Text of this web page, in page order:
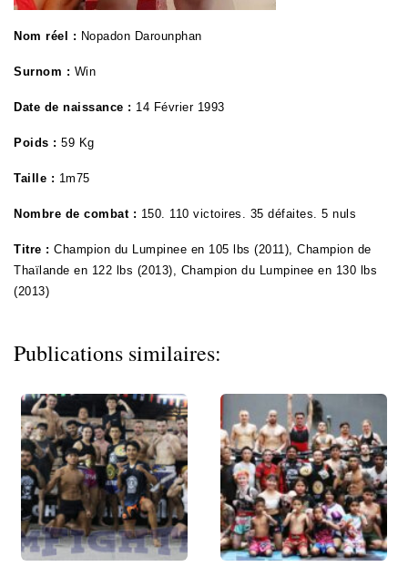
Nom réel : Nopadon Darounphan
Surnom : Win
Date de naissance : 14 Février 1993
Poids : 59 Kg
Taille : 1m75
Nombre de combat : 150. 110 victoires. 35 défaites. 5 nuls
Titre : Champion du Lumpinee en 105 lbs (2011), Champion de
Thaïlande en 122 lbs (2013), Champion du Lumpinee en 130 lbs
(2013)
Publications similaires: